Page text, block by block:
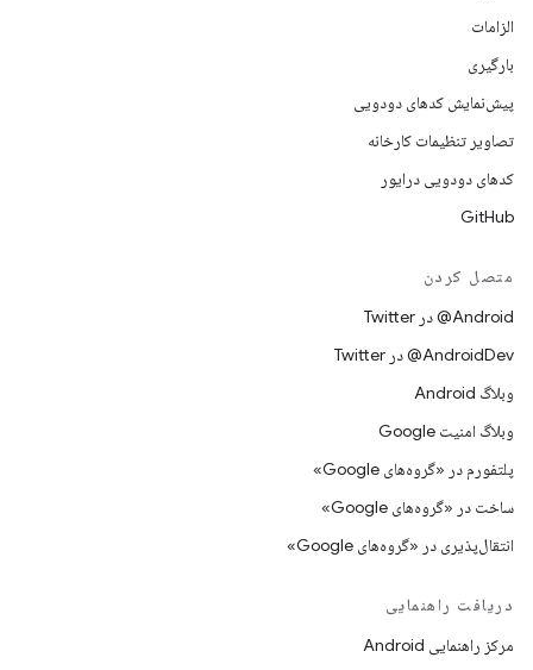
الزامات
بارگیری
پیش‌نمایش کدهای دودویی
تصاویر تنظیمات کارخانه
کدهای دودویی درایور
GitHub
متصل کردن
Android@ در Twitter
AndroidDev@ در Twitter
وبلاگ Android
وبلاگ امنیت Google
پلتفورم در «گروه‌های Google»
ساخت در «گروه‌های Google»
انتقال‌پذیری در «گروه‌های Google»
دریافت راهنمایی
مرکز راهنمایی Android